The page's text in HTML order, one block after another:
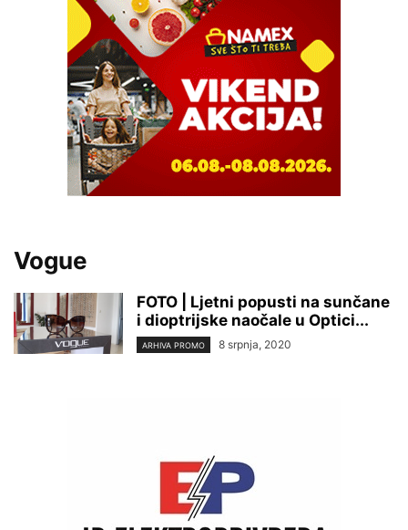
Vogue
FOTO | Ljetni popusti na sunčane
i dioptrijske naočale u Optici...
ARHIVA PROMO 8 srpnja, 2020